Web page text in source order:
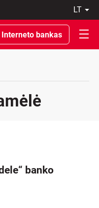
Interneto bankas
banko